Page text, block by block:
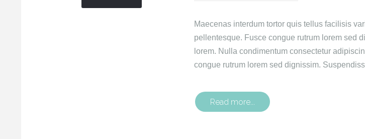
Maecenas interdum tortor quis tellus facilisis
pellentesque. Fusce congue rutrum lorem sed
lorem. Nulla condimentum consectetur
congue rutrum lorem sed dignissim.
Read more...